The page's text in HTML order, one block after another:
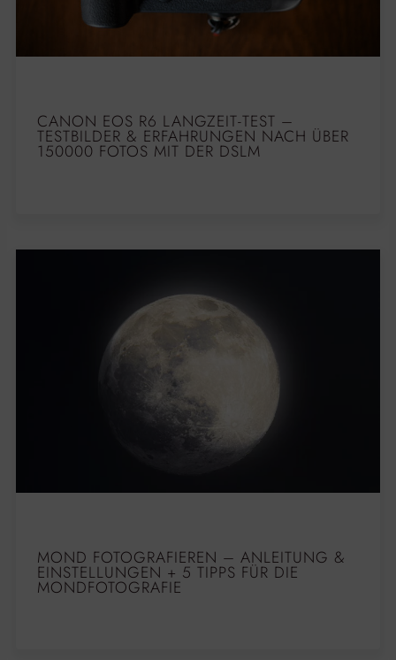
CANON EOS R6 LANGZEIT-TEST –
TESTBILDER & ERFAHRUNGEN NACH ÜBER
150000 FOTOS MIT DER DSLM
MOND FOTOGRAFIEREN – ANLEITUNG &
EINSTELLUNGEN + 5 TIPPS FÜR DIE
MONDFOTOGRAFIE